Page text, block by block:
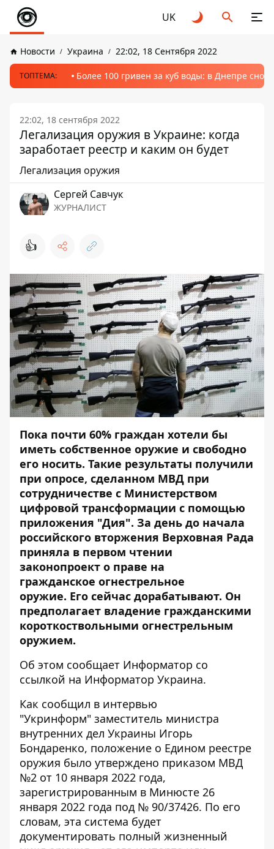
UK
Новости Украина 22:02, 18 Сентября 2022
ТОПТЕМА: Более 100 гривен за куб воды: в Днепре
22:02, 18 сентября 2022
Легализация оружия в Украине: когда
заработает реестр и каким он будет
Легализация оружия
Сергей Савчук
ЖУРНАЛИСТ
👍
Пока почти 60% граждан хотели бы
иметь собственное оружие и свободно
его носить. Такие результаты получили
при опросе, сделанном МВД при
сотрудничестве с Министерством
цифровой трансформации с помощью
приложения "Дия". За день до начала
российского вторжения Верховная Рада
приняла в первом чтении
законопроект о праве на
гражданское огнестрельное
оружие. Его сейчас дорабатывают. Он
предполагает владение гражданскими
короткоствольными огнестрельным
оружием.
Об этом сообщает Информатор со
ссылкой на Информатор Украина.
Как сообщил в интервью
"Укринформ" заместитель министра
внутренних дел Украины Игорь
Бондаренко, положение о Едином реестре
оружия было утверждено приказом МВД
№2 от 10 января 2022 года,
зарегистрированным в Минюсте 26
января 2022 года под № 90/37426. По его
словам, эта система будет
документировать полный жизненный